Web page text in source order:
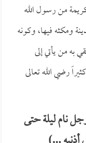
من رسول الله
ومكثه فيها، وكونه
به من يأتي إلى
رضي الله تعالى
نام ليلة حتى